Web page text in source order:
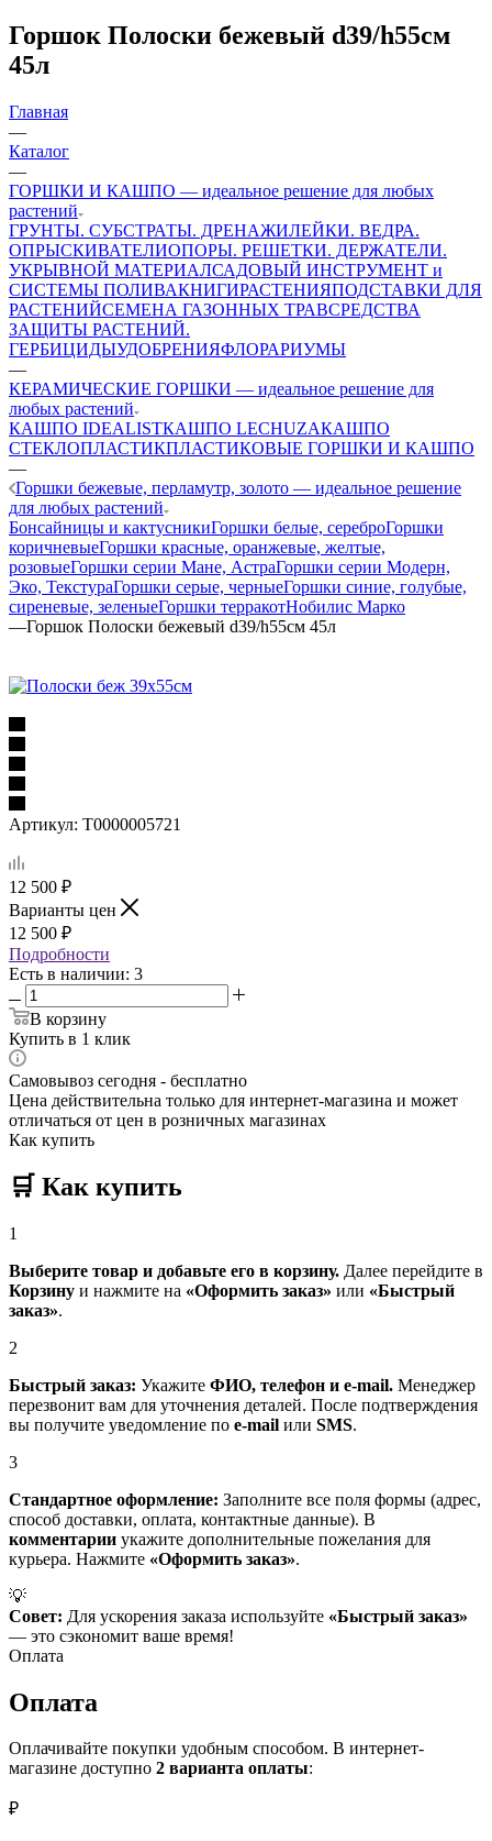
Горшок Полоски бежевый d39/h55см
45л
Главная
—
Каталог
—
ГОРШКИ И КАШПО — идеальное решение для любых
растений
ГРУНТЫ. СУБСТРАТЫ. ДРЕНАЖИЛЕЙКИ. ВЕДРА.
ОПРЫСКИВАТЕЛИОПОРЫ. РЕШЕТКИ. ДЕРЖАТЕЛИ.
УКРЫВНОЙ МАТЕРИАЛСАДОВЫЙ ИНСТРУМЕНТ и
СИСТЕМЫ ПОЛИВАКНИГИРАСТЕНИЯПОДСТАВКИ ДЛЯ
РАСТЕНИЙСЕМЕНА ГАЗОННЫХ ТРАВСРЕДСТВА
ЗАЩИТЫ РАСТЕНИЙ.
ГЕРБИЦИДЫУДОБРЕНИЯФЛОРАРИУМЫ
—
КЕРАМИЧЕСКИЕ ГОРШКИ — идеальное решение для
любых растений
КАШПО IDEALISTКАШПО LECHUZAКАШПО
СТЕКЛОПЛАСТИКПЛАСТИКОВЫЕ ГОРШКИ И КАШПО
—
Горшки бежевые, перламутр, золото — идеальное решение
для любых растений
Бонсайницы и кактусникиГоршки белые, сереброГоршки
коричневыеГоршки красные, оранжевые, желтые,
розовыеГоршки серии Мане, АстраГоршки серии Модерн,
Эко, ТекстураГоршки серые, черныеГоршки синие, голубые,
сиреневые, зеленыеГоршки терракотНобилис Марко
—Горшок Полоски бежевый d39/h55см 45л
Артикул: Т0000005721
12 500 ₽
Варианты цен
12 500 ₽
Подробности
Есть в наличии: 3
В корзину
Купить в 1 клик
Самовывоз сегодня - бесплатно
Цена действительна только для интернет-магазина и может
отличаться от цен в розничных магазинах
Как купить
🛒 Как купить
1
Выберите товар и добавьте его в корзину. Далее перейдите в
Корзину и нажмите на «Оформить заказ» или «Быстрый
заказ».
2
Быстрый заказ: Укажите ФИО, телефон и e-mail. Менеджер
перезвонит вам для уточнения деталей. После подтверждения
вы получите уведомление по e-mail или SMS.
3
Стандартное оформление: Заполните все поля формы (адрес,
способ доставки, оплата, контактные данные). В
комментарии укажите дополнительные пожелания для
курьера. Нажмите «Оформить заказ».
💡
Совет: Для ускорения заказа используйте «Быстрый заказ»
— это сэкономит ваше время!
Оплата
Оплата
Оплачивайте покупки удобным способом. В интернет-
магазине доступно 2 варианта оплаты:
₽